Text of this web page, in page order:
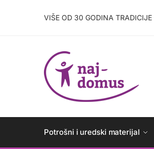
VIŠE OD 30 GODINA TRADICIJE
Potrošni i uredski materijal